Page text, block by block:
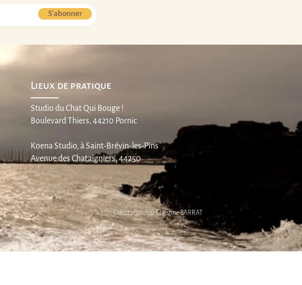
S'abonner
Lieux de pratique
Studio du Chat Qui Bouge !
Boulevard Thiers, 44210 Pornic
Koena Studio, à Saint-Brévin-les-Pins
Avenue des Chataigniers, 44250
Crédit photos © Christine BARRAT